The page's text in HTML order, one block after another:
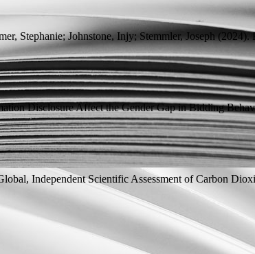
Stephanie;Johnstone, Injy; Stemmler, Joseph (2024).
Disclosure Affect the Gender Gap in Bidding
Independent Scientific Assessment of Carbon